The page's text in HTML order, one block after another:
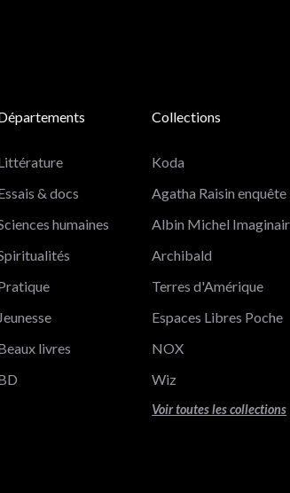
& docs
humaines
Jeunesse
livres
Collections
Koda
Agatha Raisin enquête
Albin Michel
Archibald
Terres d'Amérique
Espaces Libres Poche
NOX
Wiz
Voir toutes les collections